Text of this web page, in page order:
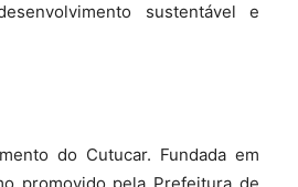
sustentável e
do Cutucar. Fundada em